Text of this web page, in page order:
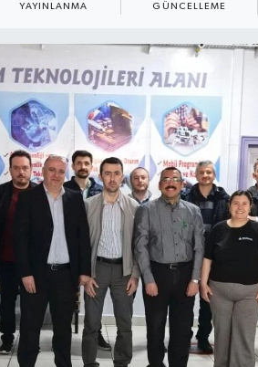
YAYINLANMA GÜNCELLEME